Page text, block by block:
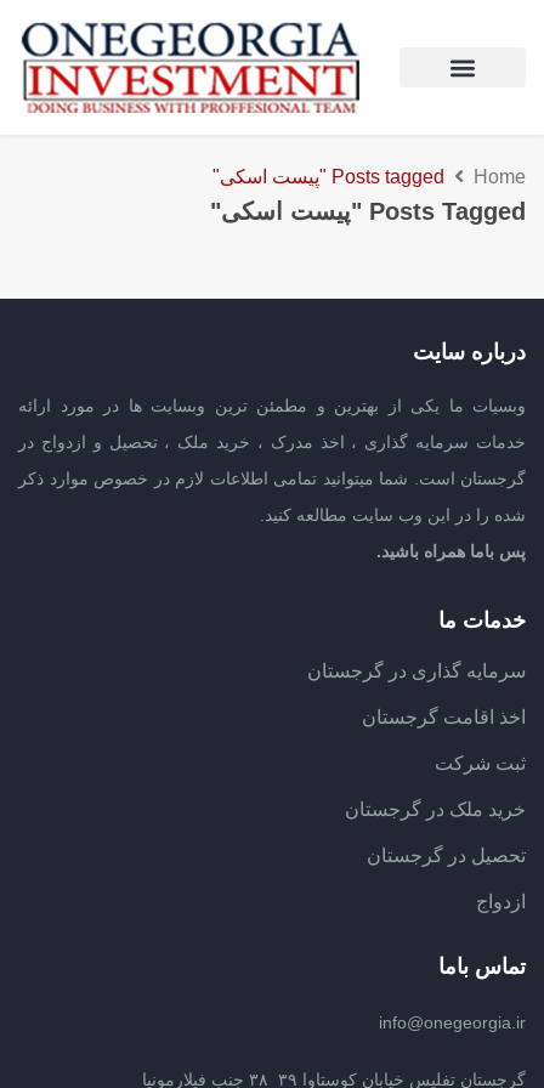
Home Posts tagged "پیست اسکی"
Posts Tagged "پیست اسکی"
درباره سایت
وبسیات ما یکی از بهترین و مطمئن ترین وبسایت ها در مورد ارائه
خدمات سرمایه گذاری ، اخذ مدرک ، خرید ملک ، تحصیل و ازدواج در
گرجستان است. شما میتوانید تمامی اطلاعات لازم در خصوص موارد ذکر
شده را در این وب سایت مطالعه کنید.
پس باما همراه باشید.
خدمات ما
سرمایه گذاری در گرجستان
اخذ اقامت گرجستان
ثبت شرکت
خرید ملک در گرجستان
تحصیل در گرجستان
ازدواج
تماس باما
info@onegeorgia.ir
گرجستان تفلیس خیابان کوستاوا ۳۹_۳۸ جنب فیلارمونیا